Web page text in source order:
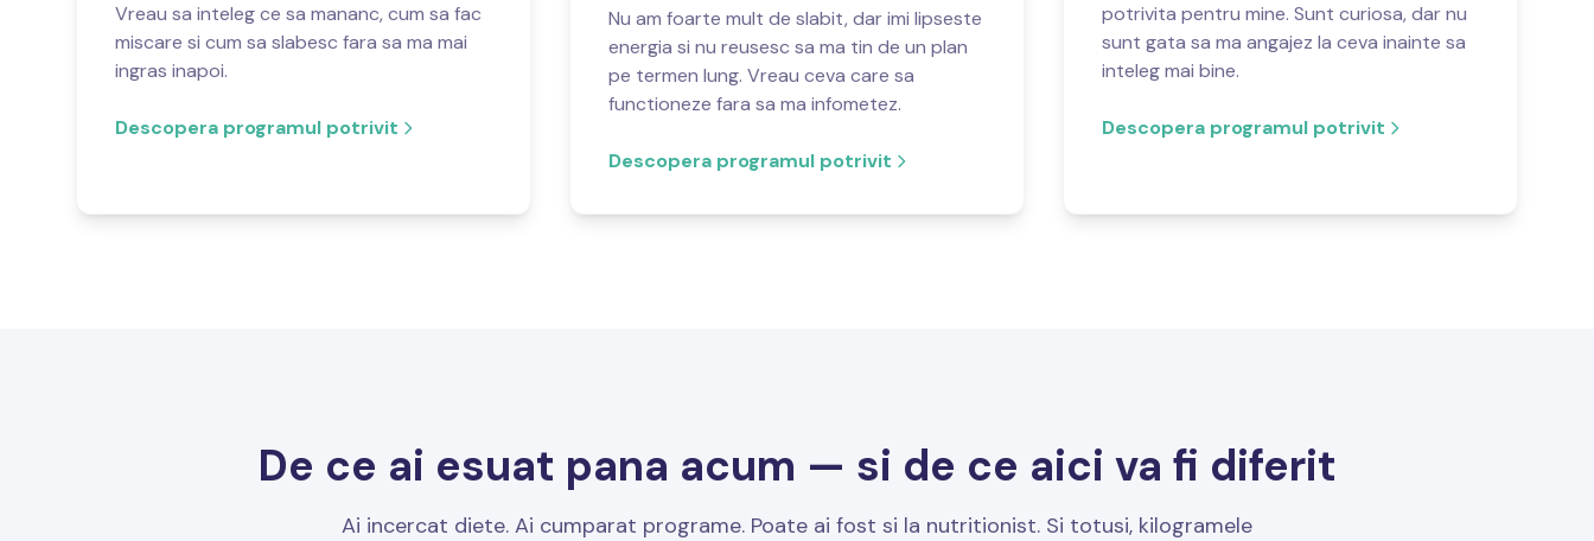
Vreau sa inteleg ce sa mananc, cum sa fac
miscare si cum sa slabesc fara sa ma mai
ingras inapoi.
Descopera programul potrivit
Nu am foarte mult de slabit, dar imi lipseste
energia si nu reusesc sa ma tin de un plan
pe termen lung. Vreau ceva care sa
functioneze fara sa ma infometez.
Descopera programul potrivit
potrivita pentru mine. Sunt curiosa, dar nu
sunt gata sa ma angajez la ceva inainte sa
inteleg mai bine.
Descopera programul potrivit
De ce ai esuat pana acum — si de ce aici va fi diferit
Ai incercat diete. Ai cumparat programe. Poate ai fost si la nutritionist. Si totusi, kilogramele